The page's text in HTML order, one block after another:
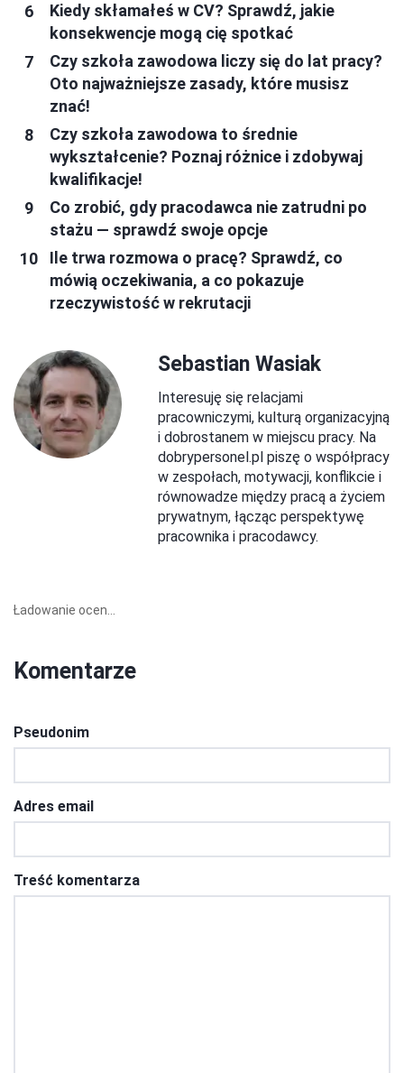
Kiedy skłamałeś w CV? Sprawdź, jakie
konsekwencje mogą cię spotkać
Czy szkoła zawodowa liczy się do lat pracy?
Oto najważniejsze zasady, które musisz
znać!
Czy szkoła zawodowa to średnie
wykształcenie? Poznaj różnice i zdobywaj
kwalifikacje!
Co zrobić, gdy pracodawca nie zatrudni po
stażu — sprawdź swoje opcje
Ile trwa rozmowa o pracę? Sprawdź, co
mówią oczekiwania, a co pokazuje
rzeczywistość w rekrutacji
Sebastian Wasiak
Interesuję się relacjami
pracowniczymi, kulturą organizacyjną
i dobrostanem w miejscu pracy. Na
dobrypersonel.pl piszę o współpracy
w zespołach, motywacji, konflikcie i
równowadze między pracą a życiem
prywatnym, łącząc perspektywę
pracownika i pracodawcy.
Ładowanie ocen...
Komentarze
Pseudonim
Adres email
Treść komentarza